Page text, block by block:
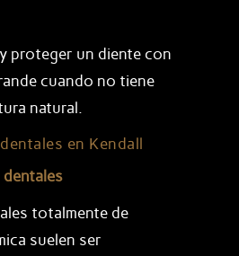
proteger un diente con
cuando no tiene
natural.
en Kendall
totalmente de
suelen ser